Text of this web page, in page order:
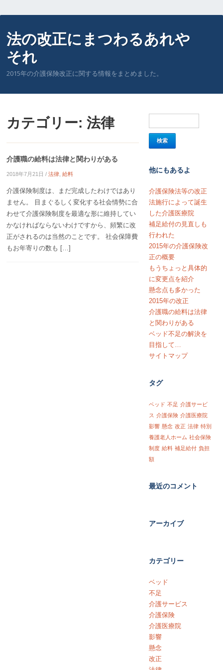
法の改正にまつわるあれや
それ
2015年の介護保険改正に関する情報をまとめました。
カテゴリー:法律
介護職の給料は法律と関わりがある
2018年7月21日 /法律 ,給料
介護保険制度は、まだ完成したわけではあり
ません。 目まぐるしく変化する社会情勢に合
わせて介護保険制度を最適な形に維持してい
かなければならないわけですから、頻繁に改
正がされるのは当然のことです。 社会保障費
もお年寄りの数も […]
他にもあるよ
介護保険法等の改正
法施行によって誕生
した介護医療院
補足給付の見直しも
行われた
2015年の介護保険改
正の概要
もうちょっと具体的
に変更点を紹介
懸念点も多かった
2015年の改正
介護職の給料は法律
と関わりがある
ベッド不足の解決を
目指して…
サイトマップ
タグ
ベッド 不足 介護サービ
ス 介護保険 介護医療院
影響 懸念 改正 法律 特別
養護老人ホーム 社会保険
制度 給料 補足給付 負担
額
最近のコメント
アーカイブ
カテゴリー
ベッド
不足
介護サービス
介護保険
介護医療院
影響
懸念
改正